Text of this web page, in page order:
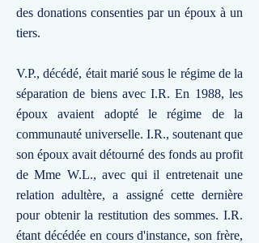
des donations consenties par un époux à un
tiers.
V.P., décédé, était marié sous le régime de la
séparation de biens avec I.R. En 1988, les
époux avaient adopté le régime de la
communauté universelle. I.R., soutenant que
son époux avait détourné des fonds au profit
de Mme W.L., avec qui il entretenait une
relation adultère, a assigné cette dernière
pour obtenir la restitution des sommes. I.R.
étant décédée en cours d'instance, son frère,